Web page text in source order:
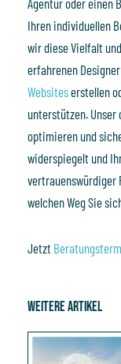
Ihren individuellen
wir diese Vielfalt
erfahrenen
Websiteserstellen
unterstützen. Unser
optimieren und
widerspiegelt und
vertrauenswürdiger
welchen Weg Sie
Jetzt
Weitere Artikel